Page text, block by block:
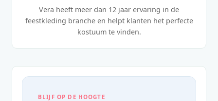
Vera heeft meer dan 12 jaar ervaring in de
feestkleding branche en helpt klanten het perfecte
kostuum te vinden.
BLIJF OP DE HOOGTE